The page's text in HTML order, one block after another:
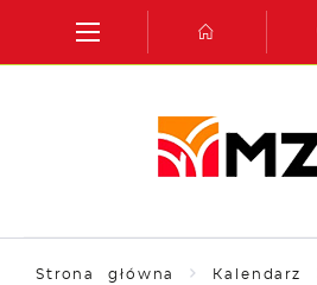
Przejdź do menu.
Przejdź do wyszukiwarki.
Przejdź do treści.
Przejdź do ustawień wielkości
Włącz wersję kontrastową
Strona główna Kalendarz